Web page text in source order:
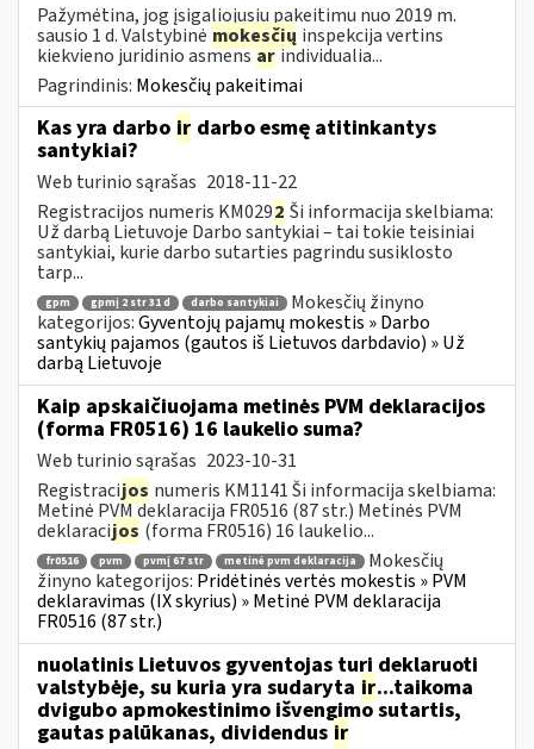
Pažymėtina, jog įsigaliojusiu pakeitimu nuo 2019 m.
sausio 1 d. Valstybinė mokesčių inspekcija vertins
kiekvieno juridinio asmensarindividualia...
Pagrindinis: Mokesčių pakeitimai
Kas yra darbo ir darbo esmę atitinkantys
santykiai?
Web turinio sąrašas 2018-11-22
Registracijos numeris KM0292 Ši informacija skelbiama:
Už darbą Lietuvoje Darbo santykiai – tai tokie teisiniai
santykiai, kurie darbo sutarties pagrindu susiklosto
tarp...
gpm gpmį 2 str 31 d darbo santykiai
Mokesčių žinyno
kategorijos:Gyventojų pajamų mokestis » Darbo
santykių pajamos (gautos iš Lietuvos darbdavio) » Už
darbą Lietuvoje
Kaip apskaičiuojama metinės PVM deklaracijos
(forma FR0516) 16 laukelio suma?
Web turinio sąrašas 2023-10-31
Registracijos numeris KM1141 Ši informacija skelbiama:
Metinė PVM deklaracija FR0516 (87 str.) Metinės PVM
deklaracijos (forma FR0516) 16 laukelio...
fr0516 pvm pvmį 67 str metinė pvm deklaracija
Mokesčių
žinyno kategorijos: Pridėtinės vertės mokestis » PVM
deklaravimas (IX skyrius) » Metinė PVM deklaracija
FR0516 (87 str.)
nuolatinis Lietuvos gyventojas turi deklaruoti
valstybėje, su kuria yra sudaryta ir...taikoma
dvigubo apmokestinimo išvengimo sutartis,
gautas palūkanas, dividendus ir